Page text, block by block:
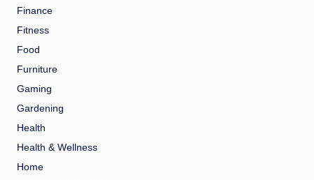
Finance
Fitness
Food
Furniture
Gaming
Gardening
Health
Health & Wellness
Home